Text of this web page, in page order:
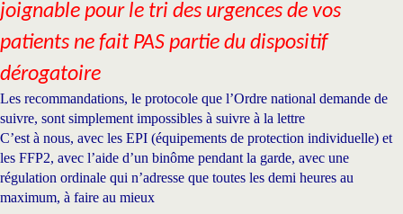
joignable pour le tri des urgences de vos
patients ne fait PAS partie du dispositif
dérogatoire
Les recommandations, le protocole que l’Ordre national demande de
suivre, sont simplement impossibles à suivre à la lettre
C’est à nous, avec les EPI (équipements de protection individuelle) et
les FFP2, avec l’aide d’un binôme pendant la garde, avec une
régulation ordinale qui n’adresse que toutes les demi heures au
maximum, à faire au mieux